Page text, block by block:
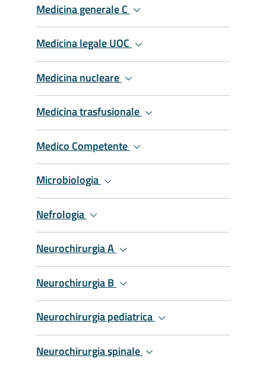
Medicina generale C
Medicina legale UOC
Medicina nucleare
Medicina trasfusionale
Medico Competente
Microbiologia
Nefrologia
Neurochirurgia A
Neurochirurgia B
Neurochirurgia pediatrica
Neurochirurgia spinale